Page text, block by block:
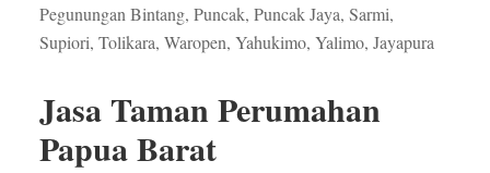
Pegunungan Bintang, Puncak, Puncak Jaya, Sarmi,
Supiori, Tolikara, Waropen, Yahukimo, Yalimo, Jayapura
Jasa Taman Perumahan
Papua Barat